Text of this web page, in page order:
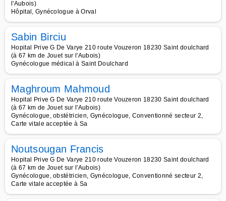
l'Aubois)
Hôpital, Gynécologue à Orval
Sabin Birciu
Hopital Prive G De Varye 210 route Vouzeron 18230 Saint doulchard
(à 67 km de Jouet sur l'Aubois)
Gynécologue médical à Saint Doulchard
Maghroum Mahmoud
Hopital Prive G De Varye 210 route Vouzeron 18230 Saint doulchard
(à 67 km de Jouet sur l'Aubois)
Gynécologue, obstétricien, Gynécologue, Conventionné secteur 2,
Carte vitale acceptée à Sa
Noutsougan Francis
Hopital Prive G De Varye 210 route Vouzeron 18230 Saint doulchard
(à 67 km de Jouet sur l'Aubois)
Gynécologue, obstétricien, Gynécologue, Conventionné secteur 2,
Carte vitale acceptée à Sa